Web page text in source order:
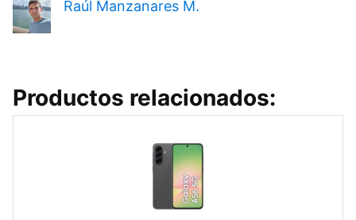
Raúl Manzanares M.
Productos relacionados: